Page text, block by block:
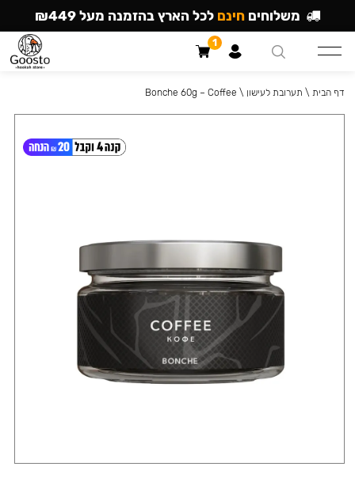
דף הבית \ תערובת לעישון \
Bonche 60g – Coffee
משלוחים חינם לכל הארץ בהזמנה מעל ₪449
1